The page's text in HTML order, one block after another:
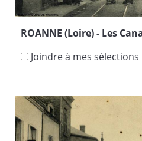
ROANNE (Loire) - Les
Joindre à mes sélections